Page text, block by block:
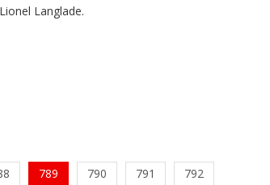
Langlade.
789 790 791 792